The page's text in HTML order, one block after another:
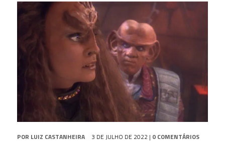
POR LUIZ CASTANHEIRA 3 DE JULHO DE 2022 | 0 COMENTÁRIOS